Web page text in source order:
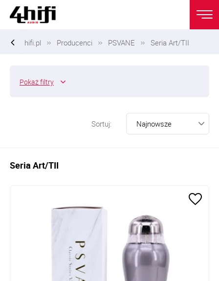
hifi.pl Producenci PSVANE Seria Art/TII
Pokażfiltry
Sortuj:
Seria Art/TII